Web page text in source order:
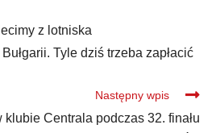
z lotniska
Tyle dziś trzeba zapłacić
Następny wpis
Centrala podczas 32. finału